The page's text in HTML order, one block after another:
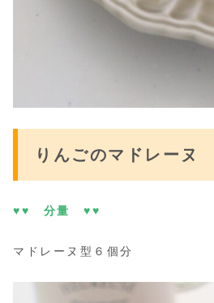
りんごのマドレーヌ
♥♥ 分量 ♥♥
マドレーヌ型６個分